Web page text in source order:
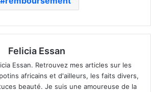
Felicia Essan
Essan. Retrouvez mes articles sur les
africains et d'ailleurs, les faits divers,
beauté. Je suis une amoureuse de la